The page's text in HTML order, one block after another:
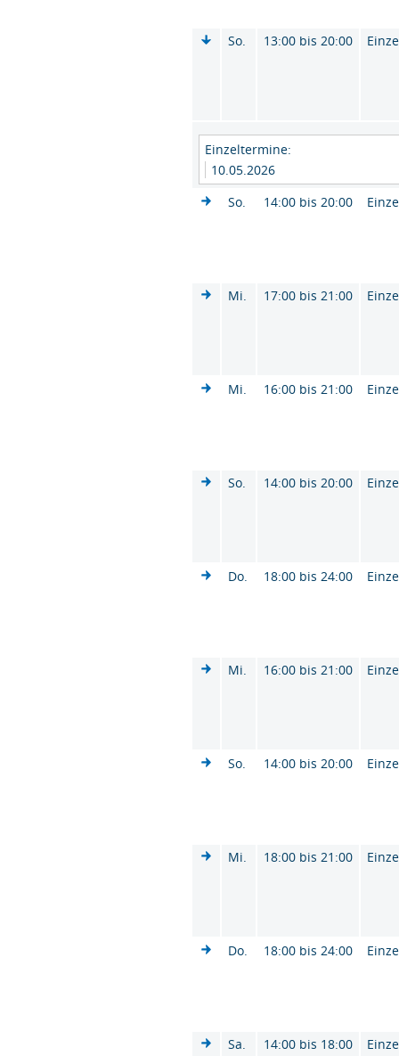
So. 13:00 bis 20:00
Einzeltermine:
10.05.2026
So.
14:00 bis 20:00
Mi. 17:00 bis 21:00
Mi. 16:00 bis 21:00
So. 14:00 bis 20:00
Do. 18:00 bis 24:00
Mi. 16:00 bis 21:00
So. 14:00 bis 20:00
Mi. 18:00 bis 21:00
Do. 18:00 bis 24:00
Sa. 14:00 bis 18:00